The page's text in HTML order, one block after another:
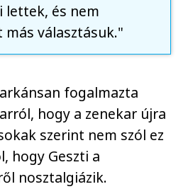
lettek, és nem
más választásuk."
fogalmazta
hogy a zenekar újra
szerint nem szól ez
hogy Geszti a
nosztalgiázik.